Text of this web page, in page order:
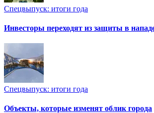
Спецвыпуск: итоги года
Инвесторы переходят из защиты в
Спецвыпуск: итоги года
Объекты, которые изменят облик города